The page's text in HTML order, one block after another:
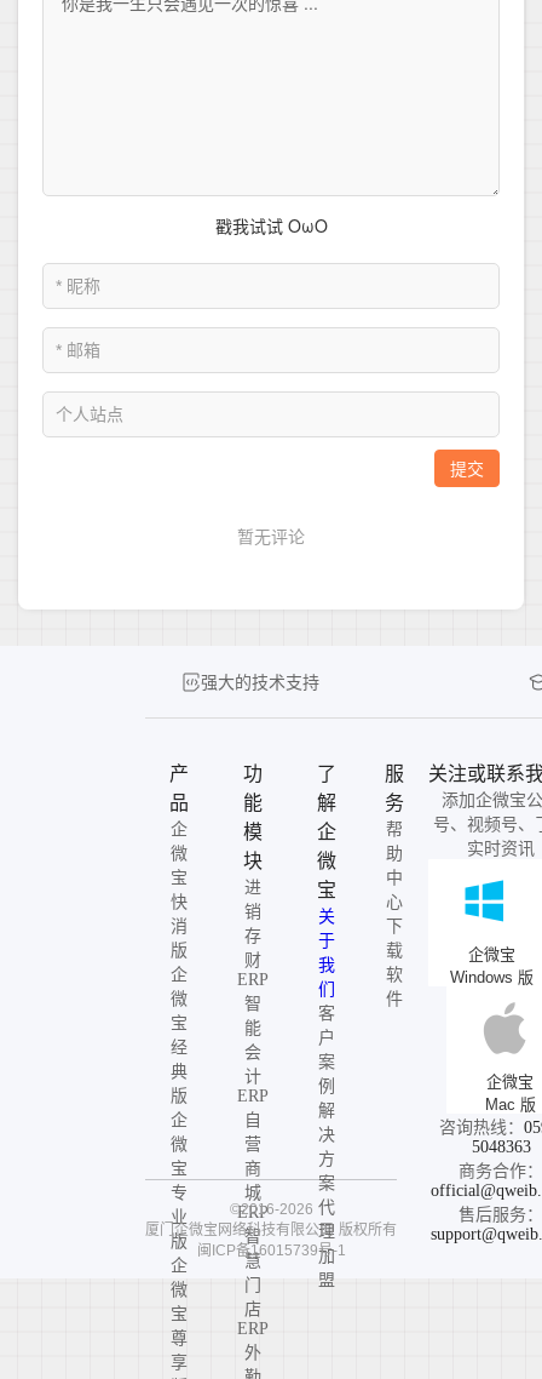
强大的技术支持
产
品
企
微
宝
快
消
版
企
微
宝
经
典
版
企
微
宝
专
业
版
企
微
宝
尊
享
功
能
模
块
进
销
存
财
ERP
智
能
会
计
ERP
自
营
商
城
ERP
智
慧
门
店
ERP
外
了
解
企
微
宝
关
于
我
们
客
户
案
例
解
决
方
案
代
理
加
盟
服
务
帮
助
中
心
下
载
软
件
关注或联系
添加企微宝
号、视频号、
实时资讯
企微宝
Windows 版
企微宝
Mac 版
咨询热线：
5048363
商务合作：
售后服务：
©2016-2026
厦门企微宝网络科技有限公司 版权所有
闽ICP备16015739号-1